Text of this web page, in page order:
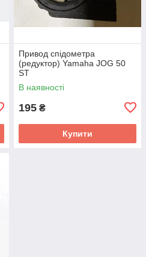
Привод спідометра
(редуктор) Yamaha JOG 50
ST
В наявності
195 ₴
Купити